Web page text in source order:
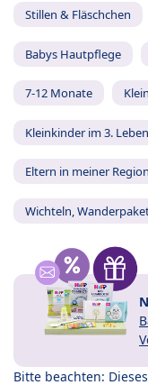
Stillen & Fläschchen
Babys Hautpflege
7-12 Monate
Kleinkinder im 3.
Eltern in meiner Region
Wichteln,
Bitte beachten: